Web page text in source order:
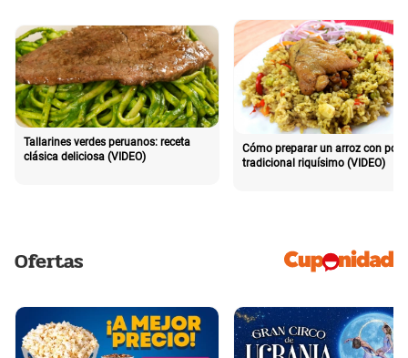
Tallarines verdes peruanos: receta
clásica deliciosa (VIDEO)
Cómo preparar un arroz con pollo
tradicional riquísimo (VIDEO)
Ofertas